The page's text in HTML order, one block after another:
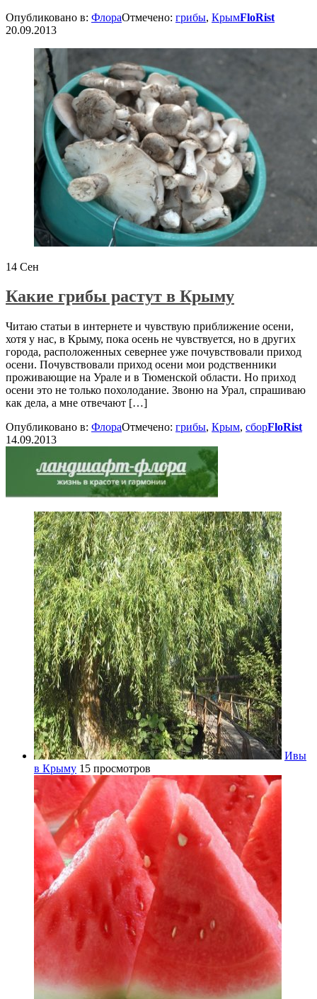
Опубликовано в: ФлораОтмечено: грибы, КрымFloRist
20.09.2013
14 Сен
Какие грибы растут в Крыму
Читаю статьи в интернете и чувствую приближение осени,
хотя у нас, в Крыму, пока осень не чувствуется, но в других
города, расположенных севернее уже почувствовали приход
осени. Почувствовали приход осени мои родственники
проживающие на Урале и в Тюменской области. Но приход
осени это не только похолодание. Звоню на Урал, спрашиваю
как дела, а мне отвечают […]
Опубликовано в: ФлораОтмечено: грибы, Крым, сборFloRist
14.09.2013
Ивы
в Крыму 15 просмотров